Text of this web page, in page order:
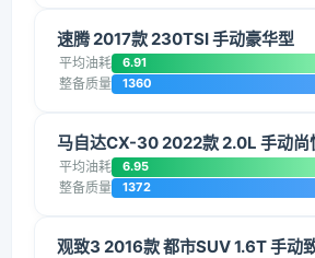
速腾 2017款 230TSI 手动豪华型
平均油耗 6.91
整备质量 1360
马自达CX-30 2022款 2.0L 手动尚
平均油耗 6.95
整备质量 1372
观致3 2016款 都市SUV 1.6T 手动